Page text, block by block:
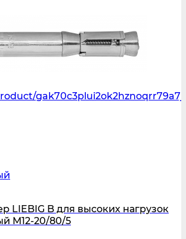
LIEBIG B для высоких нагрузок
M12-20/80/5